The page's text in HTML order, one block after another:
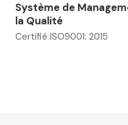
Système de
la Qualité
Certifié ISO9001: 2015